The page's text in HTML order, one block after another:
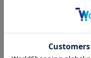
最近チェックした商品